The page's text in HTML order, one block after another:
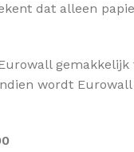
NIEUW
dat alleen
gemakkelijk
wordt Eurowall